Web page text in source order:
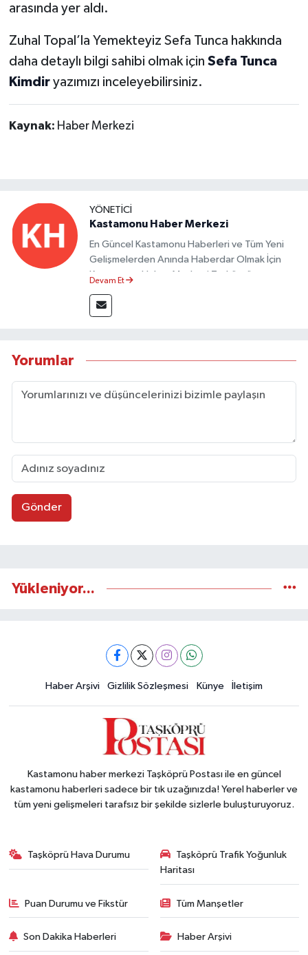
arasında yer aldı.
Zuhal Topal’la Yemekteyiz Sefa Tunca hakkında
daha detaylı bilgi sahibi olmak için Sefa Tunca
Kimdiryazımızı inceleyebilirsiniz.
Kaynak: Haber Merkezi
YÖNETICI
Kastamonu Haber Merkezi
En Güncel Kastamonu Haberleri ve Tüm Yeni
Gelişmelerden Anında Haberdar Olmak İçin
Kastamonu Haber Merkezi Taşköprü
Devam Et
Yorumlar
Gönder
Yükleniyor...
Haber Arşivi Gizlilik Sözleşmesi Künye İletişim
Kastamonu haber merkezi Taşköprü Postası ile en güncel
kastamonu haberleri sadece bir tık uzağınızda! Yerel haberler ve
tüm yeni gelişmeleri tarafsız bir şekilde sizlerle buluşturuyoruz.
Taşköprü Hava Durumu
Taşköprü Trafik Yoğunluk
Haritası
Puan Durumu ve Fikstür Tüm Manşetler
Son Dakika Haberleri Haber Arşivi